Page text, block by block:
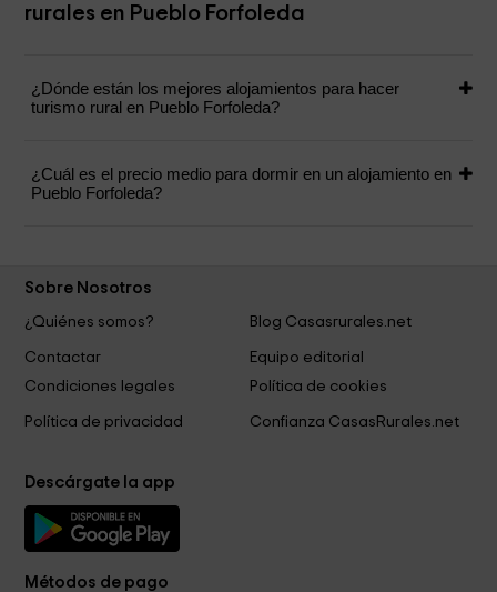
rurales en Pueblo Forfoleda
¿Dónde están los mejores alojamientos para hacer
turismo rural en Pueblo Forfoleda?
¿Cuál es el precio medio para dormir en un alojamiento en
Pueblo Forfoleda?
Sobre Nosotros
¿Quiénes somos?
Blog Casasrurales.net
Contactar
Equipo editorial
Condiciones legales
Política de cookies
Política de privacidad Confianza CasasRurales.net
Descárgate la app
Métodos de pago